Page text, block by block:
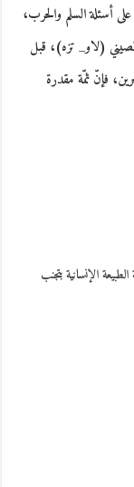
أسئلة السلم والحرب،
(لاو_ تزه)، قبل
فإنّ ثمّة مقدرة
الإنسانية بتجنب